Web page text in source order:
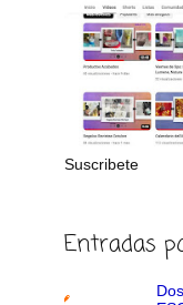
Suscribete
Entradas